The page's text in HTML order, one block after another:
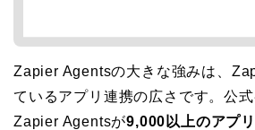
Zapier Agentsの大きな強みは、
ているアプリ連携の広さです。公式
Zapier Agentsが9,000以上のアプリ